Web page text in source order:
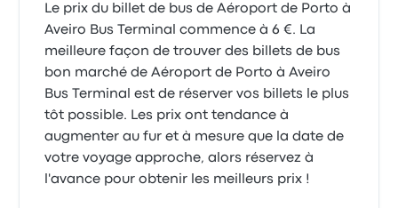
11 juillet 2025
Très ponctuel! Bus confortable, rien a redire.
5.0 sur 5 étoiles
Lara M.
25 avril 2025
Le prix du billet de bus de Aéroport de Porto à
Aveiro Bus Terminal commence à 6 €. La
meilleure façon de trouver des billets de bus
bon marché de Aéroport de Porto à Aveiro
Bus Terminal est de réserver vos billets le plus
tôt possible. Les prix ont tendance à
augmenter au fur et à mesure que la date de
votre voyage approche, alors réservez à
l'avance pour obtenir les meilleurs prix !